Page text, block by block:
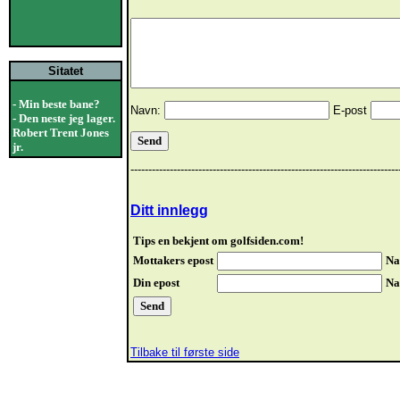
Sitatet
- Min beste bane?
- Den neste jeg lager.
Robert Trent Jones
jr.
Navn: E-post
Ditt innlegg
Tips en bekjent om golfsiden.com!
Mottakers epost
Din epost
Tilbake til første side